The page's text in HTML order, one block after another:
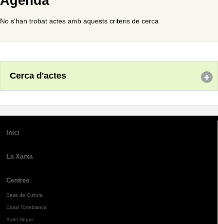
No s'han trobat actes amb aquests criteris de cerca
Cerca d'actes
Inici
La Xarxa
Centres
Casa de Cultura
Casal Torreblanca
Xalet Negre